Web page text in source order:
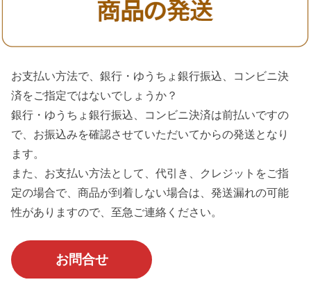
お支払い方法で、銀行・ゆうちょ銀行振込、コンビニ決
済をご指定ではないでしょうか？
銀行・ゆうちょ銀行振込、コンビニ決済は前払いですの
で、お振込みを確認させていただいてからの発送となり
ます。
また、お支払い方法として、代引き、クレジットをご指
定の場合で、商品が到着しない場合は、発送漏れの可能
性がありますので、至急ご連絡ください。
お問合せ